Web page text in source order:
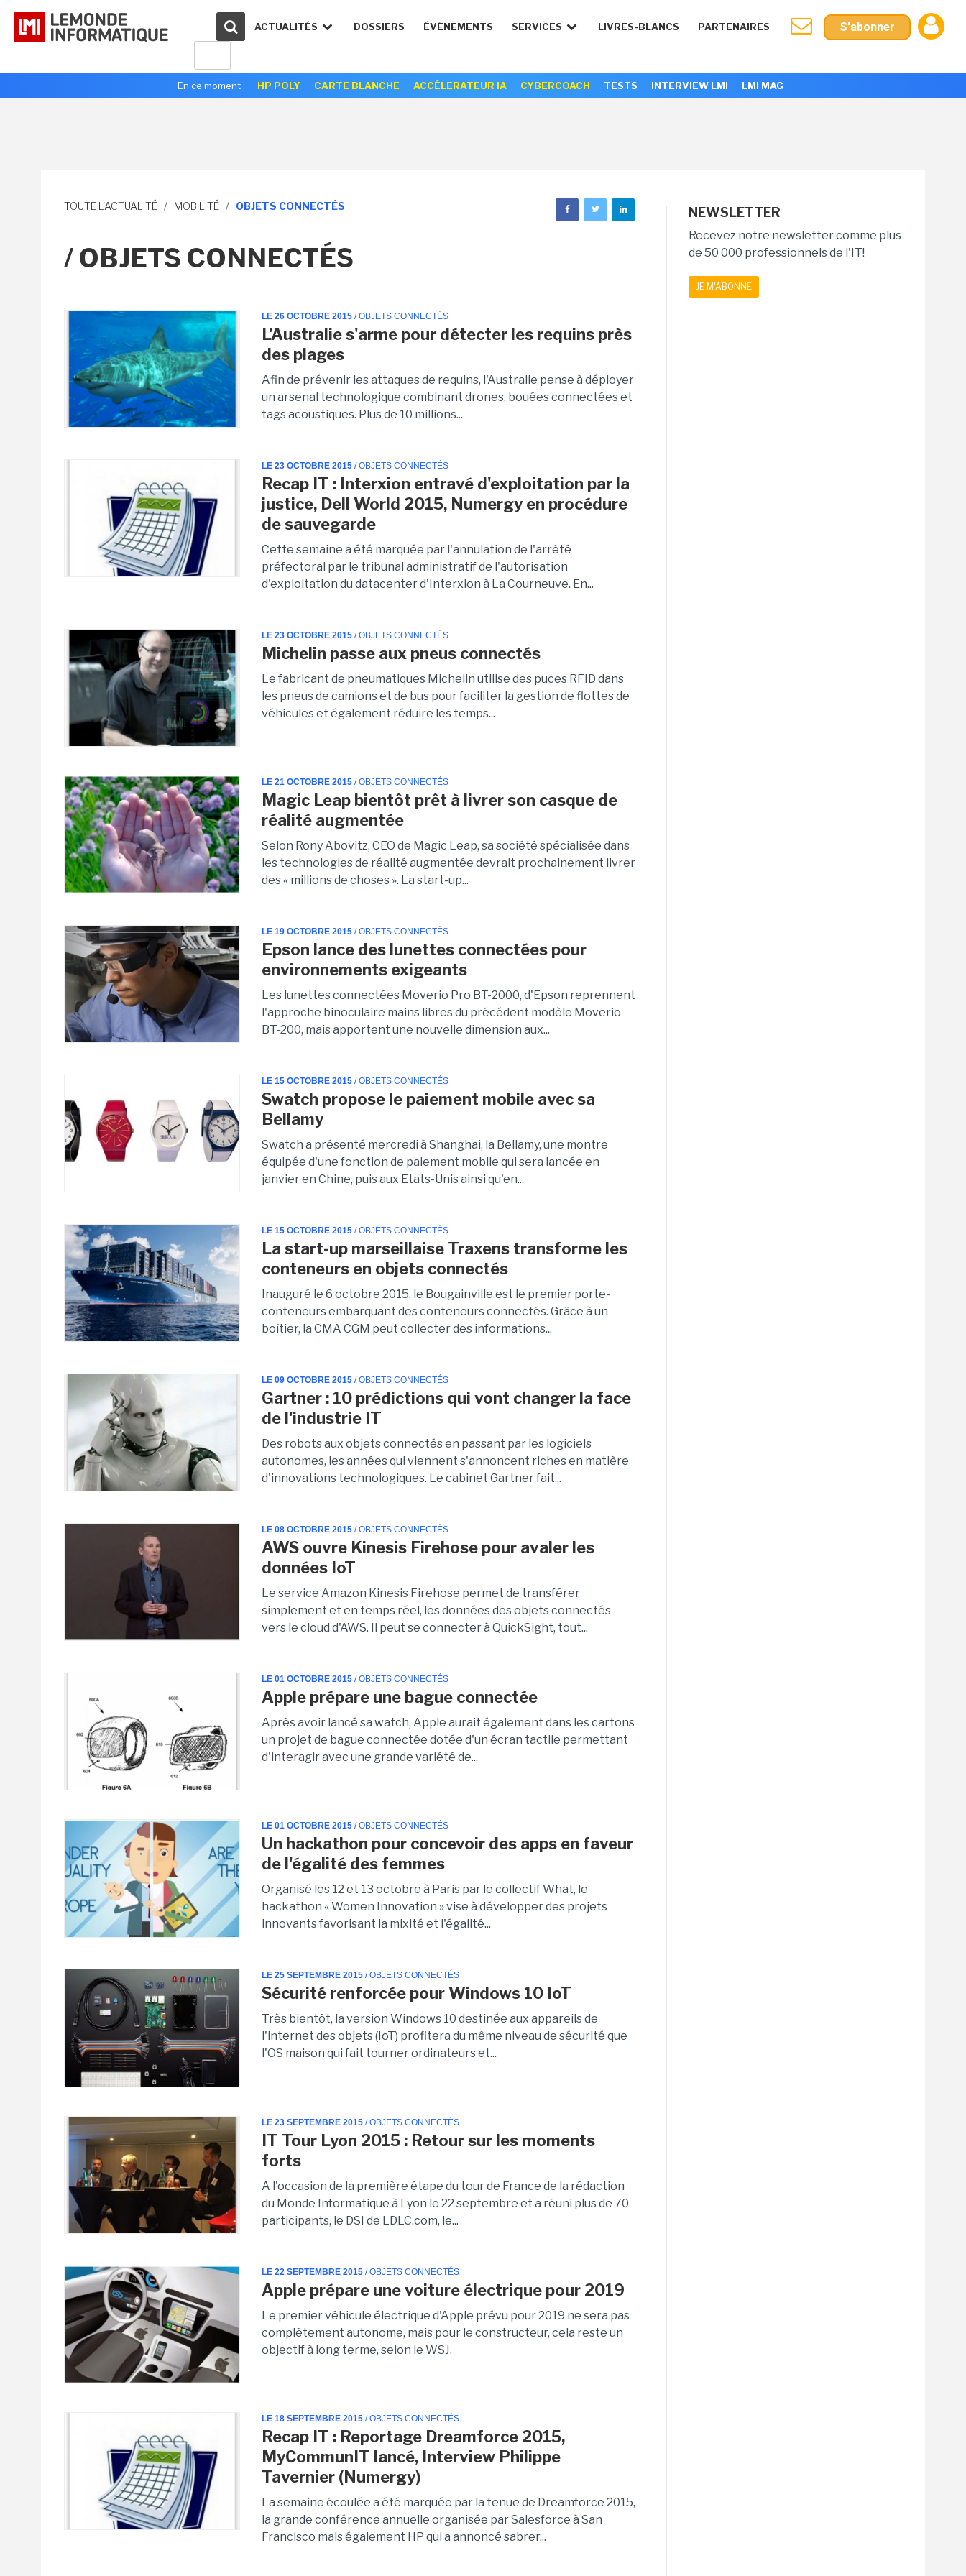
ACTUALITÉS DOSSIERS ÉVÉNEMENTS SERVICES LIVRES-BLANCS PARTENAIRES S'abonner
En ce moment : HP POLY CARTE BLANCHE ACCÉLERATEUR IA CYBERCOACH TESTS INTERVIEW LMI LMI MAG
TOUTE L'ACTUALITÉ / MOBILITÉ / OBJETS CONNECTÉS
/ OBJETS CONNECTÉS
LE 26 OCTOBRE 2015 / OBJETS CONNECTÉS
L'Australie s'arme pour détecter les requins près
des plages
Afin de prévenir les attaques de requins, l'Australie pense à déployer
un arsenal technologique combinant drones, bouées connectées et
tags acoustiques. Plus de 10 millions...
LE 23 OCTOBRE 2015 / OBJETS CONNECTÉS
Recap IT : Interxion entravé d'exploitation par la
justice, Dell World 2015, Numergy en procédure
de sauvegarde
Cette semaine a été marquée par l'annulation de l'arrêté
préfectoral par le tribunal administratif de l'autorisation
d'exploitation du datacenter d'Interxion à La Courneuve. En...
LE 23 OCTOBRE 2015 / OBJETS CONNECTÉS
Michelin passe aux pneus connectés
Le fabricant de pneumatiques Michelin utilise des puces RFID dans
les pneus de camions et de bus pour faciliter la gestion de flottes de
véhicules et également réduire les temps...
LE 21 OCTOBRE 2015 / OBJETS CONNECTÉS
Magic Leap bientôt prêt à livrer son casque de
réalité augmentée
Selon Rony Abovitz, CEO de Magic Leap, sa société spécialisée dans
les technologies de réalité augmentée devrait prochainement livrer
des « millions de choses ». La start-up...
LE 19 OCTOBRE 2015 / OBJETS CONNECTÉS
Epson lance des lunettes connectées pour
environnements exigeants
Les lunettes connectées Moverio Pro BT-2000, d'Epson reprennent
l'approche binoculaire mains libres du précédent modèle Moverio
BT-200, mais apportent une nouvelle dimension aux...
LE 15 OCTOBRE 2015 / OBJETS CONNECTÉS
Swatch propose le paiement mobile avec sa
Bellamy
Swatch a présenté mercredi à Shanghai, la Bellamy, une montre
équipée d'une fonction de paiement mobile qui sera lancée en
janvier en Chine, puis aux Etats-Unis ainsi qu'en...
LE 15 OCTOBRE 2015 / OBJETS CONNECTÉS
La start-up marseillaise Traxens transforme les
conteneurs en objets connectés
Inauguré le 6 octobre 2015, le Bougainville est le premier porte-
conteneurs embarquant des conteneurs connectés. Grâce à un
boîtier, la CMA CGM peut collecter des informations...
LE 09 OCTOBRE 2015 / OBJETS CONNECTÉS
Gartner : 10 prédictions qui vont changer la face
de l'industrie IT
Des robots aux objets connectés en passant par les logiciels
autonomes, les années qui viennent s'annoncent riches en matière
d'innovations technologiques. Le cabinet Gartner fait...
LE 08 OCTOBRE 2015 / OBJETS CONNECTÉS
AWS ouvre Kinesis Firehose pour avaler les
données IoT
Le service Amazon Kinesis Firehose permet de transférer
simplement et en temps réel, les données des objets connectés
vers le cloud d'AWS. Il peut se connecter à QuickSight, tout...
LE 01 OCTOBRE 2015 / OBJETS CONNECTÉS
Apple prépare une bague connectée
Après avoir lancé sa watch, Apple aurait également dans les cartons
un projet de bague connectée dotée d'un écran tactile permettant
d'interagir avec une grande variété de...
LE 01 OCTOBRE 2015 / OBJETS CONNECTÉS
Un hackathon pour concevoir des apps en faveur
de l'égalité des femmes
Organisé les 12 et 13 octobre à Paris par le collectif What, le
hackathon « Women Innovation » vise à développer des projets
innovants favorisant la mixité et l'égalité...
LE 25 SEPTEMBRE 2015 / OBJETS CONNECTÉS
Sécurité renforcée pour Windows 10 IoT
Très bientôt, la version Windows 10 destinée aux appareils de
l'internet des objets (IoT) profitera du même niveau de sécurité que
l'OS maison qui fait tourner ordinateurs et...
LE 23 SEPTEMBRE 2015 / OBJETS CONNECTÉS
IT Tour Lyon 2015 : Retour sur les moments
forts
A l'occasion de la première étape du tour de France de la rédaction
du Monde Informatique à Lyon le 22 septembre et a réuni plus de 70
participants, le DSI de LDLC.com, le...
LE 22 SEPTEMBRE 2015 / OBJETS CONNECTÉS
Apple prépare une voiture électrique pour 2019
Le premier véhicule électrique d'Apple prévu pour 2019 ne sera pas
complètement autonome, mais pour le constructeur, cela reste un
objectif à long terme, selon le WSJ.
LE 18 SEPTEMBRE 2015 / OBJETS CONNECTÉS
Recap IT : Reportage Dreamforce 2015,
MyCommunIT lancé, Interview Philippe
Tavernier (Numergy)
La semaine écoulée a été marquée par la tenue de Dreamforce 2015,
la grande conférence annuelle organisée par Salesforce à San
Francisco mais également HP qui a annoncé sabrer...
NEWSLETTER
Recevez notre newsletter comme plus
de 50 000 professionnels de l'IT!
JE M'ABONNE